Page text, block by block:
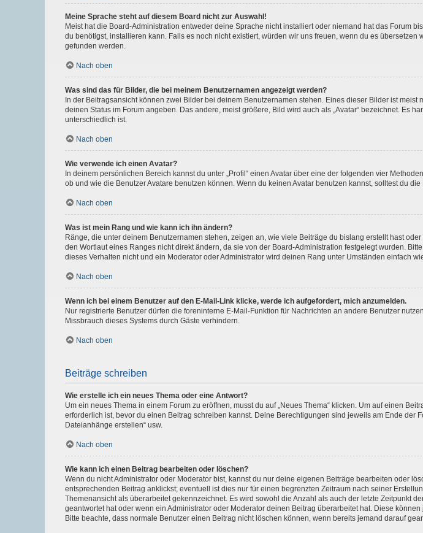
Meine Sprache steht auf diesem Board nicht zur Auswahl!
Meist hat die Board-Administration entweder deine Sprache nicht installiert oder niemand hat das Forum
du benötigst, installieren kann. Falls es noch nicht existiert, würden wir uns freuen, wenn du es
gefunden werden.
Nach oben
Was sind das für Bilder, die bei meinem Benutzernamen angezeigt werden?
In der Beitragsansicht können zwei Bilder bei deinem Benutzernamen stehen. Eines dieser Bilder ist
deinen Status im Forum angeben. Das andere, meist größere, Bild wird auch als „Avatar“ bezeichnet. Es
unterschiedlich ist.
Nach oben
Wie verwende ich einen Avatar?
In deinem persönlichen Bereich kannst du unter „Profil“ einen Avatar über eine der folgenden vier
ob und wie die Benutzer Avatare benutzen können. Wenn du keinen Avatar benutzen kannst, solltest du
Nach oben
Was ist mein Rang und wie kann ich ihn ändern?
Ränge, die unter deinem Benutzernamen stehen, zeigen an, wie viele Beiträge du bislang erstellt hast
den Wortlaut eines Ranges nicht direkt ändern, da sie von der Board-Administration festgelegt wurden.
dieses Verhalten nicht und ein Moderator oder Administrator wird deinen Rang unter Umständen einfach
Nach oben
Wenn ich bei einem Benutzer auf den E-Mail-Link klicke, werde ich aufgefordert, mich anzumelden.
Nur registrierte Benutzer dürfen die foreninterne E-Mail-Funktion für Nachrichten an andere Benutzer
Missbrauch dieses Systems durch Gäste verhindern.
Nach oben
Beiträge schreiben
Wie erstelle ich ein neues Thema oder eine Antwort?
Um ein neues Thema in einem Forum zu eröffnen, musst du auf „Neues Thema“ klicken. Um auf einen
erforderlich ist, bevor du einen Beitrag schreiben kannst. Deine Berechtigungen sind jeweils am Ende der
Dateianhänge erstellen“ usw.
Nach oben
Wie kann ich einen Beitrag bearbeiten oder löschen?
Wenn du nicht Administrator oder Moderator bist, kannst du nur deine eigenen Beiträge bearbeiten oder
entsprechenden Beitrag anklickst; eventuell ist dies nur für einen begrenzten Zeitraum nach seiner
Themenansicht als überarbeitet gekennzeichnet. Es wird sowohl die Anzahl als auch der letzte Zeitpunkt
geantwortet hat oder wenn ein Administrator oder Moderator deinen Beitrag überarbeitet hat. Diese
Bitte beachte, dass normale Benutzer einen Beitrag nicht löschen können, wenn bereits jemand darauf